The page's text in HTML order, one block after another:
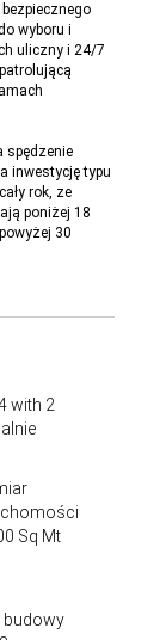
wyboru i
uliczny i 24/7
spędzenie
inwestycję typu
rok, ze
poniżej 18
30
with 2
Sq Mt
budowy